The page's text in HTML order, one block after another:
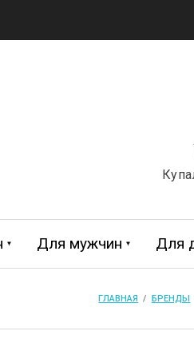
Обувь
Для мужчин
Футболки
Для
Плавки для
DAVID
ГЛАВНАЯ
  /
БРЕНДЫ